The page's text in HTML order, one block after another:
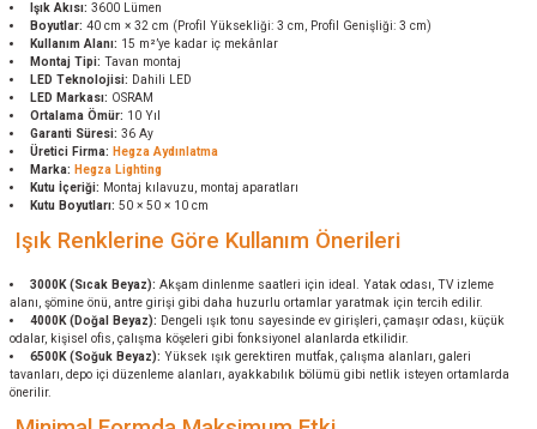
Işık Akısı: 3600 Lümen
Boyutlar: 40 cm × 32 cm (Profil Yüksekliği: 3 cm, Profil Genişliği: 3 cm)
Kullanım Alanı: 15 m²’ye kadar iç mekânlar
Montaj Tipi: Tavan montaj
LED Teknolojisi: Dahili LED
LED Markası: OSRAM
Ortalama Ömür: 10 Yıl
Garanti Süresi: 36 Ay
Üretici Firma: Hegza Aydınlatma
Marka: Hegza Lighting
Kutu İçeriği: Montaj kılavuzu, montaj aparatları
Kutu Boyutları: 50 × 50 × 10 cm
Işık Renklerine Göre Kullanım Önerileri
3000K (Sıcak Beyaz): Akşam dinlenme saatleri için ideal. Yatak odası, TV izleme
alanı, şömine önü, antre girişi gibi daha huzurlu ortamlar yaratmak için tercih edilir.
4000K (Doğal Beyaz): Dengeli ışık tonu sayesinde ev girişleri, çamaşır odası, küçük
odalar, kişisel ofis, çalışma köşeleri gibi fonksiyonel alanlarda etkilidir.
6500K (Soğuk Beyaz): Yüksek ışık gerektiren mutfak, çalışma alanları, galeri
tavanları, depo içi düzenleme alanları, ayakkabılık bölümü gibi netlik isteyen ortamlarda
önerilir.